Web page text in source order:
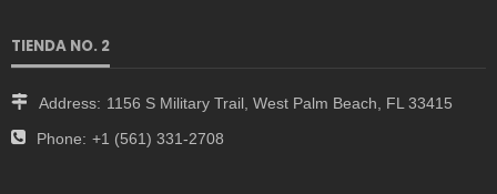
TIENDA NO. 2
Address: 1156 S Military Trail, West Palm Beach, FL 33415
Phone: +1 (561) 331-2708